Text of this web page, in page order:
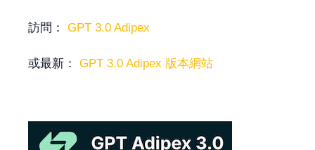
訪問： GPT 3.0 Adipex
或最新： GPT 3.0 Adipex 版本網站